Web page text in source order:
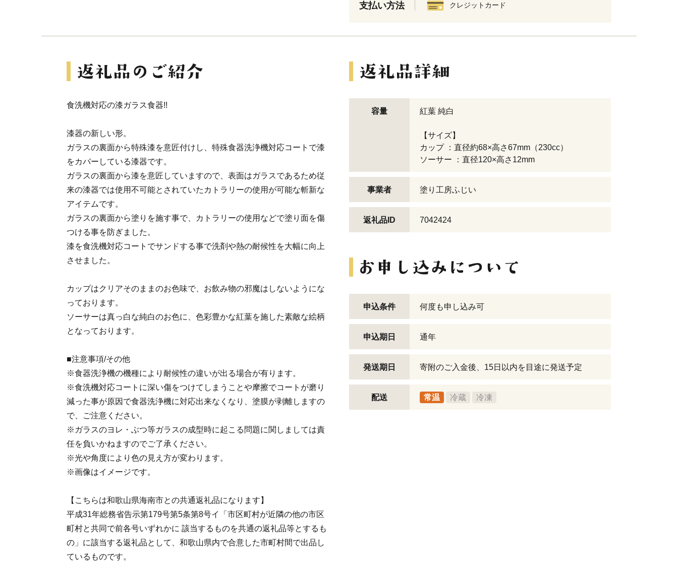
支払い方法 クレジットカード
食洗機対応の漆ガラス食器!!
漆器の新しい形。
ガラスの裏面から特殊漆を意匠付けし、特殊食器洗浄機対応コートで漆
をカバーしている漆器です。
ガラスの裏面から漆を意匠していますので、表面はガラスであるため従
来の漆器では使用不可能とされていたカトラリーの使用が可能な斬新な
アイテムです。
ガラスの裏面から塗りを施す事で、カトラリーの使用などで塗り面を傷
つける事を防ぎました。
漆を食洗機対応コートでサンドする事で洗剤や熱の耐候性を大幅に向上
させました。
カップはクリアそのままのお色味で、お飲み物の邪魔はしないようにな
っております。
ソーサーは真っ白な純白のお色に、色彩豊かな紅葉を施した素敵な絵柄
となっております。
■注意事項/その他
※食器洗浄機の機種により耐候性の違いが出る場合が有ります。
※食洗機対応コートに深い傷をつけてしまうことや摩擦でコートが磨り
減った事が原因で食器洗浄機に対応出来なくなり、塗膜が剥離しますの
で、ご注意ください。
※ガラスのヨレ・ぶつ等ガラスの成型時に起こる問題に関しましては責
任を負いかねますのでご了承ください。
※光や角度により色の見え方が変わります。
※画像はイメージです。
【こちらは和歌山県海南市との共通返礼品になります】
平成31年総務省告示第179号第5条第8号イ「市区町村が近隣の他の市区
町村と共同で前各号いずれかに 該当するものを共通の返礼品等とするも
の」に該当する返礼品として、和歌山県内で合意した市町村間で出品し
ているものです。
容量 紅葉 純白
【サイズ】
カップ ：直径約68×高さ67mm（230cc）
ソーサー ：直径120×高さ12mm
事業者 塗り工房ふじい
返礼品ID 7042424
申込条件 何度も申し込み可
申込期日 通年
発送期日 寄附のご入金後、15日以内を目途に発送予定
配送 常温 冷蔵 冷凍